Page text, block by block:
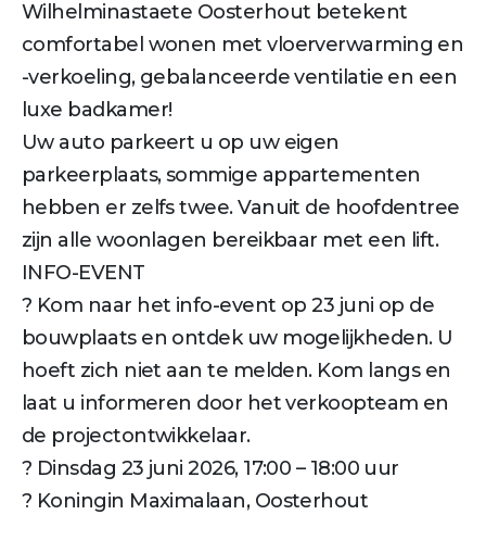
Wilhelminastaete Oosterhout betekent
comfortabel wonen met vloerverwarming en
-verkoeling, gebalanceerde ventilatie en een
luxe badkamer!
Uw auto parkeert u op uw eigen
parkeerplaats, sommige appartementen
hebben er zelfs twee. Vanuit de hoofdentree
zijn alle woonlagen bereikbaar met een lift.
INFO-EVENT
? Kom naar het info-event op 23 juni op de
bouwplaats en ontdek uw mogelijkheden. U
hoeft zich niet aan te melden. Kom langs en
laat u informeren door het verkoopteam en
de projectontwikkelaar.
? Dinsdag 23 juni 2026, 17:00 – 18:00 uur
? Koningin Maximalaan, Oosterhout